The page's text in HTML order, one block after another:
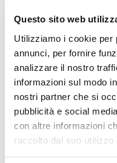
Questo sito web
Utilizziamo i cookie per
annunci, per fornire
analizzare il nostro
informazioni sul modo
nostri partner che si
pubblicità e social
con altre informazioni
raccolto dal suo utilizzo
SLIDE
Bancone luminoso